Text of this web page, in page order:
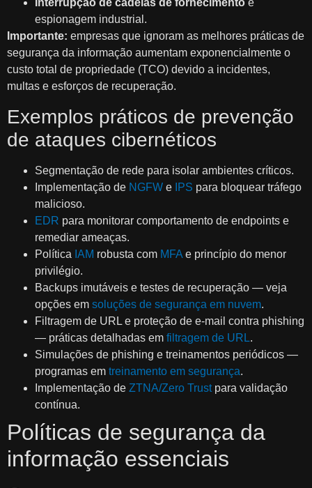
Interrupção de cadeias de fornecimento e
espionagem industrial.
Importante: empresas que ignoram as melhores práticas de
segurança da informação aumentam exponencialmente o
custo total de propriedade (TCO) devido a incidentes,
multas e esforços de recuperação.
Exemplos práticos de prevenção
de ataques cibernéticos
Segmentação de rede para isolar ambientes críticos.
Implementação de NGFW e IPS para bloquear tráfego
malicioso.
EDR para monitorar comportamento de endpoints e
remediar ameaças.
Política IAM robusta com MFA e princípio do menor
privilégio.
Backups imutáveis e testes de recuperação — veja
opções em soluções de segurança em nuvem.
Filtragem de URL e proteção de e-mail contra phishing
— práticas detalhadas em filtragem de URL.
Simulações de phishing e treinamentos periódicos —
programas em treinamento em segurança.
Implementação de ZTNA/Zero Trustpara validação
contínua.
Políticas de segurança da
informação essenciais